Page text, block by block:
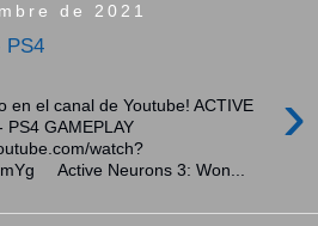
de 2021
PS4
›
en el canal de Youtube! ACTIVE
PS4 GAMEPLAY
watch?
Active Neurons 3: Won...